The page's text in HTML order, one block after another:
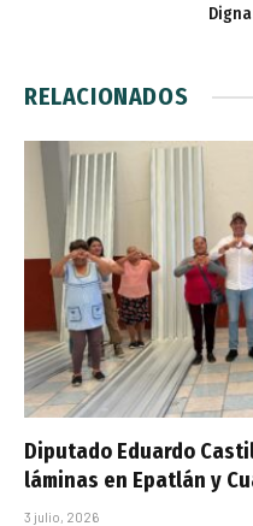
Digna
RELACIONADOS
Diputado Eduardo
láminas en Epatlán y
3 julio, 2026